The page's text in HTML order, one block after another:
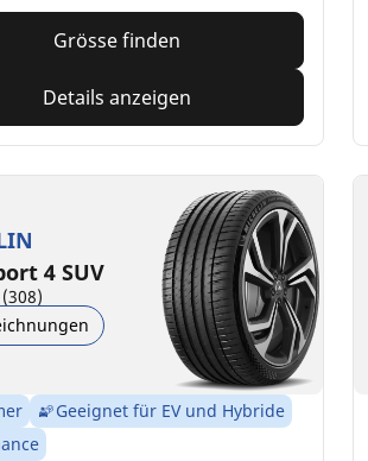
Grösse finden
Details anzeigen
4 SUV
(308)
Geeignet für EV und Hybride